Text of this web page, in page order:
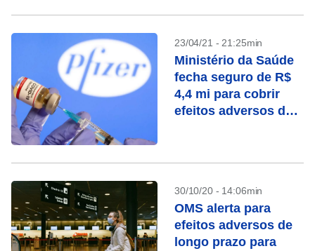
23/04/21 - 21:25min
Ministério da Saúde
fecha seguro de R$
4,4 mi para cobrir
efeitos adversos de
30/10/20 - 14:06min
OMS alerta para
efeitos adversos de
longo prazo para